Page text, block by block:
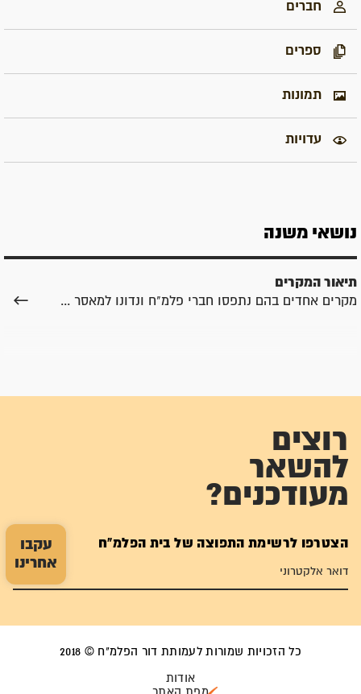
עקבו
אחרינו
חברים
ספרים
תמונות
עדויות
נושאי משנה
תיאור המקרים
מקרים אחדים בהם נתפסו חברי פלמ"ח ונדונו למאסר ...
רוצים
להשאר
מעודכנים?
הצטרפו לרשימת התפוצה של בית הפלמ"ח
כל הזכויות שמורות לעמותת דור הפלמ"ח © 2018
אודות